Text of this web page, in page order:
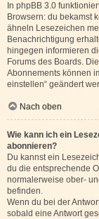
In phpBB 3.0
Browsern: du bekamst
ähneln Lesezeichen
Benachrichtigung
hingegen informieren
Forums des Boards.
Abonnements können
einstellen“ geändert
Nach oben
Wie kann ich ein
abonnieren?
Du kannst ein
du die entsprechende
normalerweise ober-
befinden.
Wenn du bei der
sobald eine Antwort